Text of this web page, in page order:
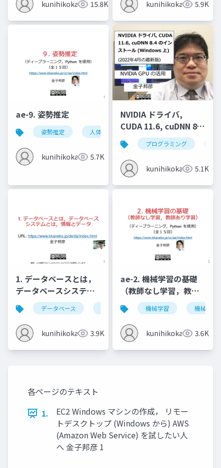
kunihikokaneko15.8K kunihikokaneko5.9K
ae-9. 姿勢推定
姿勢推定 人体の姿勢推定 頭部の姿勢推定
kunihikokaneko5.7K
NVIDIA ドライバ,
CUDA 11.6, cuDNN 8.4
のインストール
(Windows 上) (2022年
4月の最新版)
プログラミング
kunihikokaneko5.1K
1. データベースとは，
データベースシステム
とは，情報とデータ
データベース データベースシステム 情報とデータ
kunihikokaneko3.9K
ae-2. 機械学習の基礎
（教師なし学習，教師
あり学習）
機械学習 機械学習
kunihikokaneko3.6K
各ページのテキスト
1.
EC2 Windows マシンの作成， リモー
トデスクトップ (Windows から) AWS
(Amazon Web Service) を試したい人
へ 金子邦彦 1